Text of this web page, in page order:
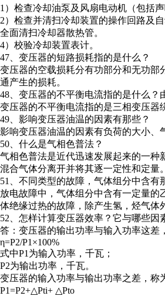
1）检查冷却油泵及风扇电动机（包括
2）检查并清扫冷却装置的操作回路及
全面清扫冷却器散热管。
4）校验冷却装置表计。
47、变压器的短路损耗指的是什么？
变压器的空载损耗分有功部分和无功
通产生的损耗。
48、变压器的不平衡电流指的是什么？
变压器的不平衡电流指的是三相变压
49、影响变压器油温的因素有那些？
影响变压器油温的因素有负荷的大小
50、什么是气相色普法？
气相色普法是近代迅速发展起来的一
混合气体分离开并将其逐一定性和定
51、不同类型的故障，气体组分中含有
放电故障中，气体组分中含有一定量
体绝缘过热的故障，除产生氢，烃气
52、怎样计算变压器效率？它与哪些因
答：变压器的输出功率与输入功率这差
η=P2/P1×100%
式中P1为输入功率，千瓦；
P2为输出功率，千瓦。
变压器的输入功率与输出功率之差，
P1=P2+△Pti+ △Pto